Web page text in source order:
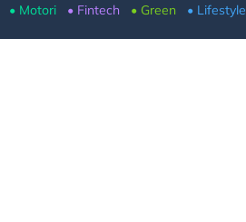
• Motori • Fintech • Green • Lifestyle